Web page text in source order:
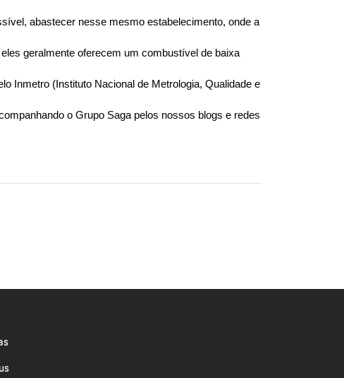
abastecer nesse mesmo estabelecimento, onde a
geralmente oferecem um combustível de baixa
Inmetro (Instituto Nacional de Metrologia, Qualidade e
o Grupo Saga pelos nossos blogs e redes